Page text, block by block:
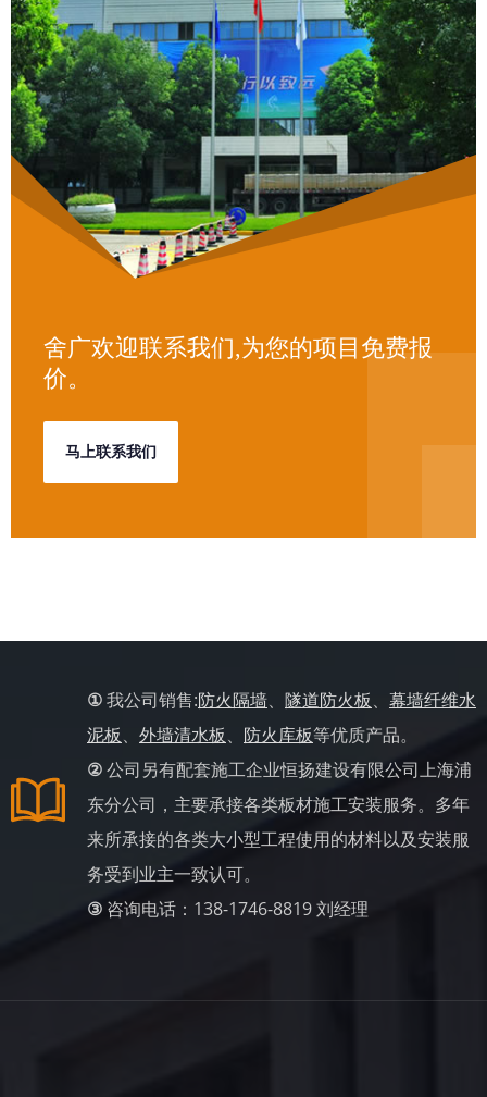
舍广欢迎联系我们,为您的项目免费报
价。
马上联系我们
①我公司销售:防火隔墙、 隧道防火板、 幕墙纤维水
泥板、 外墙清水板、 防火库板等优质产品。
②公司另有配套施工企业恒扬建设有限公司上海浦
东分公司，主要承接各类板材施工安装服务。多年
来所承接的各类大小型工程使用的材料以及安装服
务受到业主一致认可。
③ 咨询电话：138-1746-8819 刘经理